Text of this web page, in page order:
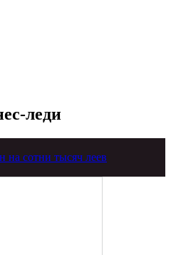
леди
на сотни тысяч леев